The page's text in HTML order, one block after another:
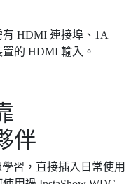
HDMI 連接埠、1A
的 HDMI 輸入。
伴
習，直接插入日常使用